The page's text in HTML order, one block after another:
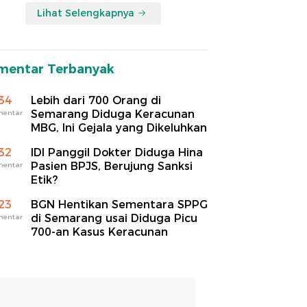
Lihat Selengkapnya
Terbanyak
Lebih dari 700 Orang di
Semarang Diduga Keracunan
MBG, Ini Gejala yang Dikeluhkan
IDI Panggil Dokter Diduga Hina
Pasien BPJS, Berujung Sanksi
Etik?
BGN Hentikan Sementara SPPG
di Semarang usai Diduga Picu
700-an Kasus Keracunan